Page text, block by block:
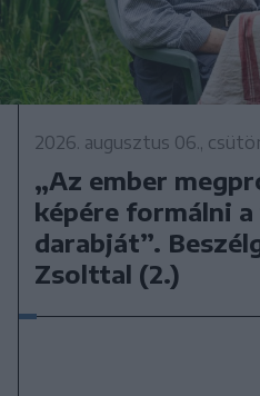
2026. augusztus 06.,
„Az ember
képére formálni
darabját”.
Zsolttal (2.)